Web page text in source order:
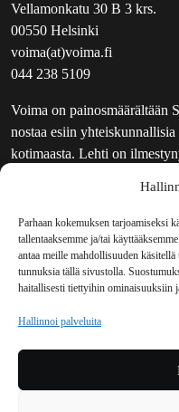
Parhaan kokemuksen tarjoamiseksi
tallentaaksemme ja/tai
antaa meille mahdollisuuden
tunnuksia tällä sivustolla.
haitallisesti tiettyihin ominaisuuksiin
Hallinnoi palveluita
Vellamonkatu 30 B 3 krs.
00550 Helsinki
voima(at)voima.fi
044 238 5109
Voima on painosmäärältään
nostaa esiin
kotimaasta. Lehti on
UUTISKIRJE
MAINOSTAJILLE
VASTAMAINOKSET
JAKELUPAIKAT
REKISTERISELOSTE
TILAUKSEN
TILAUSOHJEET JA -